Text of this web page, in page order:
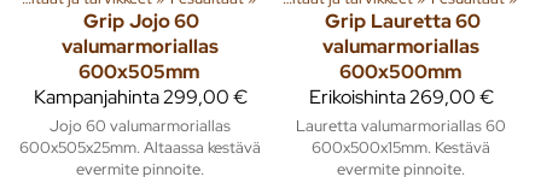
GripJojo 60
valumarmoriallas
600x505mm
Kampanjahinta299,00 €
Jojo 60 valumarmoriallas
600x505x25mm. Altaassa kestävä
evermite pinnoite.
Grip Lauretta 60
valumarmoriallas
600x500mm
Erikoishinta269,00 €
Lauretta valumarmoriallas 60
600x500x15mm. Kestävä
evermite pinnoite.